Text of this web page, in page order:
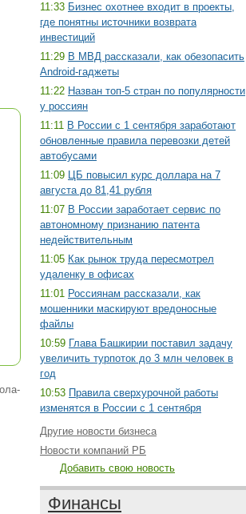
11:33 Бизнес охотнее входит в проекты,
где понятны источники возврата
инвестиций
11:29 В МВД рассказали, как обезопасить
Android-гаджеты
11:22 Назван топ-5 стран по популярности
у россиян
11:11 В России с 1 сентября заработают
обновленные правила перевозки детей
автобусами
11:09 ЦБ повысил курс доллара на 7
августа до 81,41 рубля
11:07 В России заработает сервис по
автономному признанию патента
недействительным
11:05 Как рынок труда пересмотрел
удаленку в офисах
11:01 Россиянам рассказали, как
мошенники маскируют вредоносные
файлы
10:59 Глава Башкирии поставил задачу
увеличить турпоток до 3 млн человек в
год
10:53 Правила сверхурочной работы
изменятся в России с 1 сентября
Другие новости бизнеса
Новости компаний РБ
Добавить свою новость
Финансы